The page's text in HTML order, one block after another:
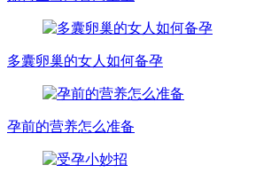
多囊卵巢的女人如何备孕
孕前的营养怎么准备